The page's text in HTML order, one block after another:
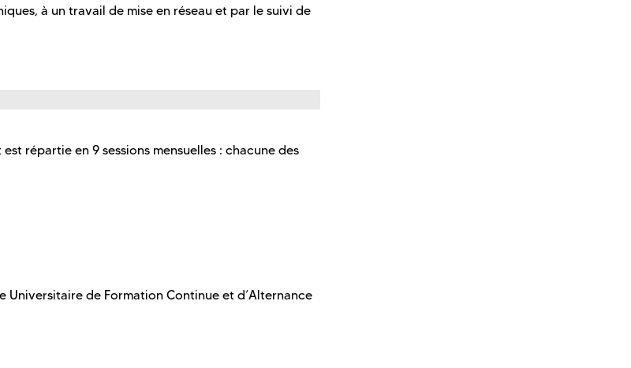
à un travail de mise en réseau et par le suivi de
répartie en 9 sessions mensuelles : chacune des
Universitaire de Formation Continue et d’Alternance